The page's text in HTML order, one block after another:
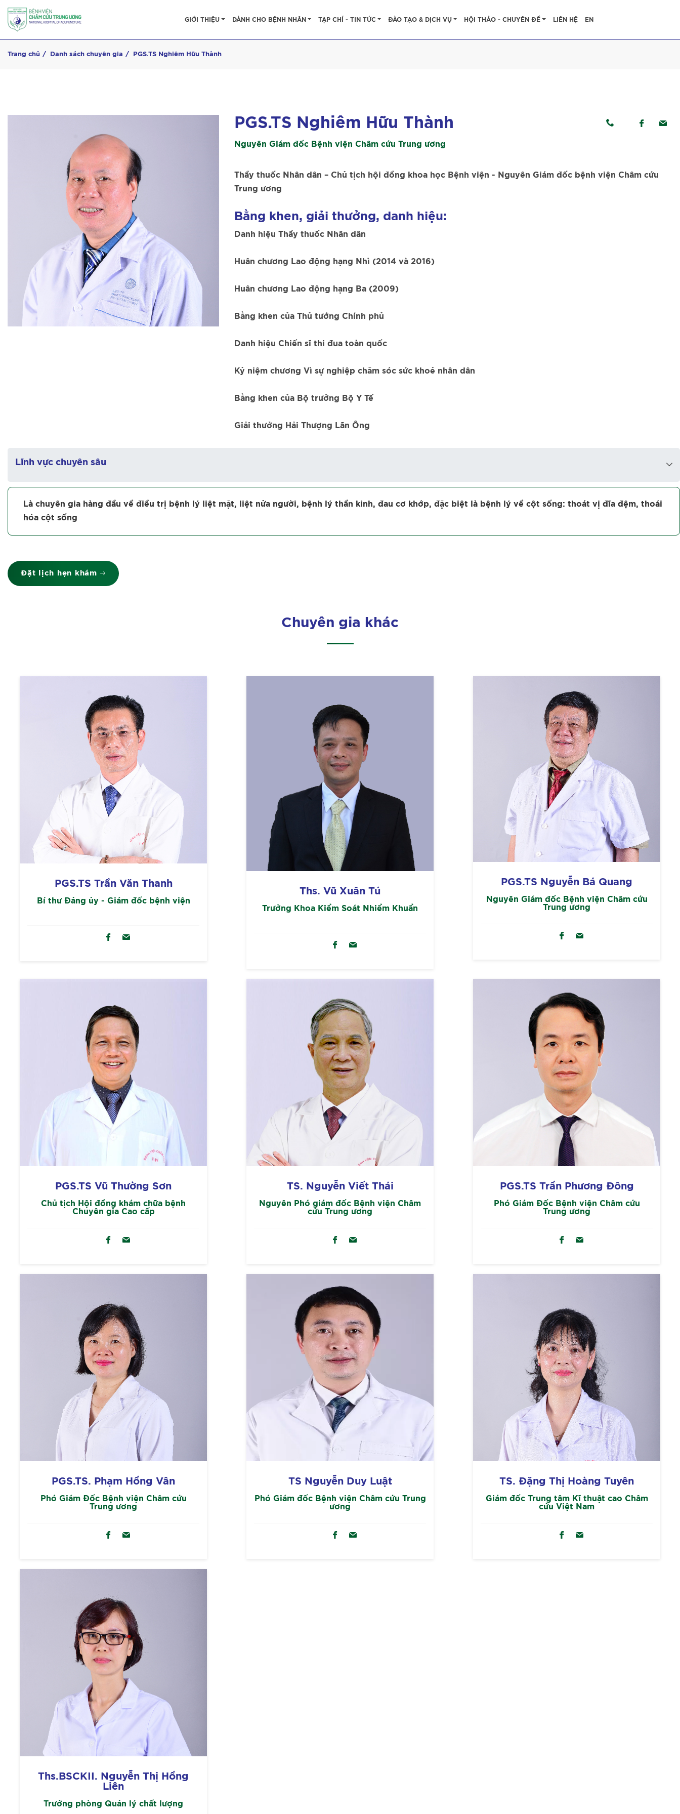
GIỚI THIỆU DÀNH CHO BỆNH NHÂN TẠP CHÍ - TIN TỨC ĐÀO TẠO & DỊCH VỤ HỘI THẢO - CHUYÊN ĐỀ LIÊN HỆ EN
Trang chủ Danh sách chuyên gia PGS.TS Nghiêm Hữu Thành
PGS.TS Nghiêm Hữu Thành
Nguyên Giám đốc Bệnh viện Châm cứu Trung ương
Thầy thuốc Nhân dân – Chủ tịch hội đồng khoa học Bệnh viện - Nguyên Giám đốc bệnh viện Châm cứu
Trung ương
Bằng khen, giải thưởng, danh hiệu:
Danh hiệu Thầy thuốc Nhân dân
Huân chương Lao động hạng Nhì (2014 và 2016)
Huân chương Lao động hạng Ba (2009)
Bằng khen của Thủ tướng Chính phủ
Danh hiệu Chiến sĩ thi đua toàn quốc
Kỷ niệm chương Vì sự nghiệp chăm sóc sức khoẻ nhân dân
Bằng khen của Bộ trưởng Bộ Y Tế
Giải thưởng Hải Thượng Lãn Ông
Lĩnh vực chuyên sâu
Là chuyên gia hàng đầu về điều trị bệnh lý liệt mặt, liệt nửa người, bệnh lý thần kinh, đau cơ khớp, đặc biệt là bệnh lý về cột sống: thoát vị đĩa đệm, thoái
hóa cột sống
Đặt lịch hẹn khám
Chuyên gia khác
PGS.TS Trần Văn Thanh
Bí thư Đảng ủy - Giám đốc bệnh viện
Ths. Vũ Xuân Tú
Trưởng Khoa Kiểm Soát Nhiểm Khuẩn
PGS.TS Nguyễn Bá Quang
Nguyên Giám đốc Bệnh viện Châm cứu
Trung ương
PGS.TS Vũ Thường Sơn
Chủ tịch Hội đồng khám chữa bệnh
Chuyên gia Cao cấp
TS. Nguyễn Viết Thái
Nguyên Phó giám đốc Bệnh viện Châm
cứu Trung ương
PGS.TS Trần Phương Đông
Phó Giám Đốc Bệnh viện Châm cứu
Trung ương
PGS.TS. Phạm Hồng Vân
Phó Giám Đốc Bệnh viện Châm cứu
Trung ương
TS Nguyễn Duy Luật
Phó Giám đốc Bệnh viện Châm cứu Trung
ương
TS. Đặng Thị Hoàng Tuyên
Giám đốc Trung tâm Kĩ thuật cao Châm
cứu Việt Nam
Ths.BSCKII. Nguyễn Thị Hồng
Liên
Trưởng phòng Quản lý chất lượng